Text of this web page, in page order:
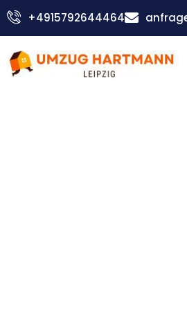
Zum
Inhalt
+4915792644464